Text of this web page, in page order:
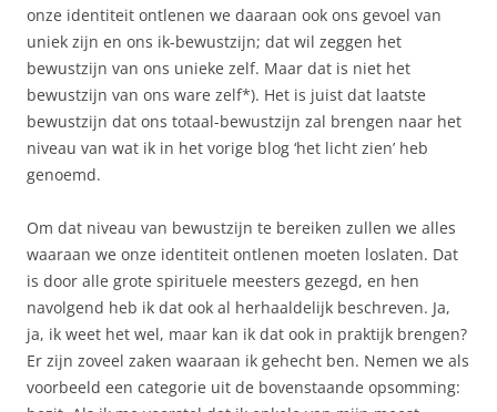
onze identiteit ontlenen we daaraan ook ons gevoel van
uniek zijn en ons ik-bewustzijn; dat wil zeggen het
bewustzijn van ons unieke zelf. Maar dat is niet het
bewustzijn van ons ware zelf*). Het is juist dat laatste
bewustzijn dat ons totaal-bewustzijn zal brengen naar het
niveau van wat ik in het vorige blog ‘het licht zien’ heb
genoemd.
Om dat niveau van bewustzijn te bereiken zullen we alles
waaraan we onze identiteit ontlenen moeten loslaten. Dat
is door alle grote spirituele meesters gezegd, en hen
navolgend heb ik dat ook al herhaaldelijk beschreven. Ja,
ja, ik weet het wel, maar kan ik dat ook in praktijk brengen?
Er zijn zoveel zaken waaraan ik gehecht ben. Nemen we als
voorbeeld een categorie uit de bovenstaande opsomming: